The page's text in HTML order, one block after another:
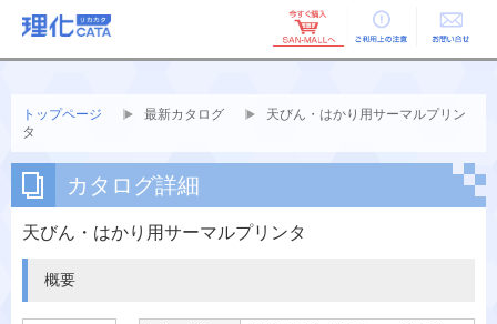
ご利用上の お問い合せ
トップページ 最新カタログ
天びん・はかり用サーマルプリン
タ
カタログ詳細
天びん・はかり用サーマルプリンタ
概要